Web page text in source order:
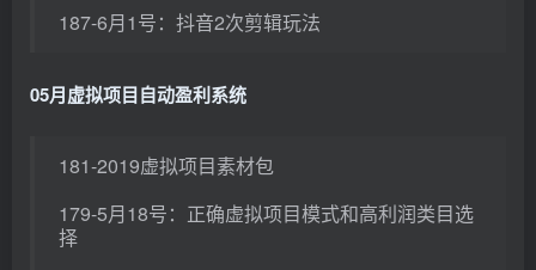
187-6月1号：抖音2次剪辑玩法
05月虚拟项目自动盈利系统
181-2019虚拟项目素材包
179-5月18号：正确虚拟项目模式和高利润类目选
择